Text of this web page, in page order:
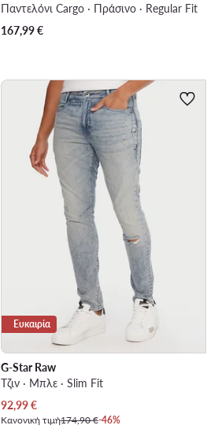
Παντελόνι Cargo · Πράσινο · Regular Fit
167,99€
Ευκαιρία
G-Star Raw
Τζιν · Μπλε · Slim Fit
Τρέχουσα τιμή
92,99€
Κανονική τιμή174,90 €-46%